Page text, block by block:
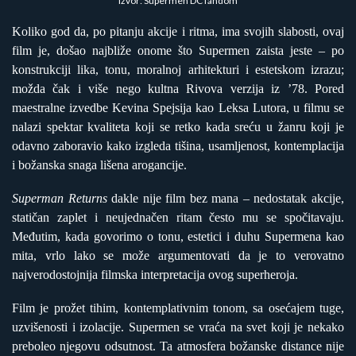
Koliko god da, po pitanju akcije i ritma, ima svojih slabosti, ovaj
film je, došao najbliže onome što Supermen zaista jeste – po
konstrukciji lika, tonu, moralnoj arhitekturi i estetskom izrazu;
možda čak i više nego kultna Rivova verzija iz ’78. Pored
maestralne izvedbe Kevina Spejsija kao Leksa Lutora, u filmu se
nalazi spektar kvaliteta koji se retko kada sreću u žanru koji je
odavno zaboravio kako izgleda tišina, usamljenost, kontemplacija
i božanska snaga lišena arogancije.
Superman Returnsdakle nije film bez mana – nedostatak akcije,
statičan zaplet i neujednačen ritam često mu se spočitavaju.
Međutim, kada govorimo o tonu, estetici i duhu Supermena kao
mita, vrlo lako se može argumentovati da je to verovatno
najverodostojnija filmska interpretacija ovog superheroja.
Film je prožet tihim, kontemplativnim tonom, sa osećajem tuge,
uzvišenosti i izolacije. Supermen se vraća na svet koji je nekako
preboleo njegovu odsutnost. Ta atmosfera božanske distance nije